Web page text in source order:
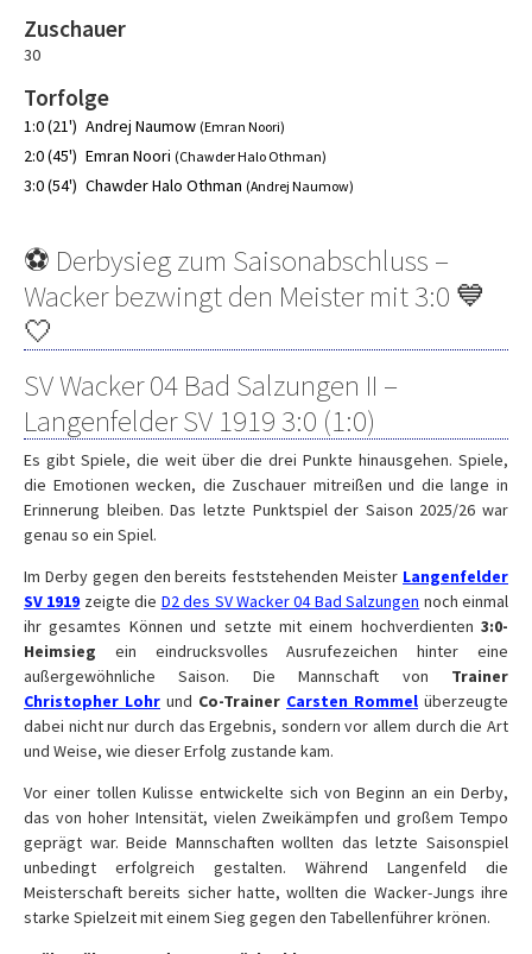
Zuschauer
30
Torfolge
1:0 (21') Andrej Naumow (Emran Noori)
2:0 (45') Emran Noori (Chawder Halo Othman)
3:0 (54') Chawder Halo Othman (Andrej Naumow)
⚽ Derbysieg zum Saisonabschluss –
Wacker bezwingt den Meister mit 3:0 💙
🤍
SV Wacker 04 Bad Salzungen II –
Langenfelder SV 1919 3:0 (1:0)
Es gibt Spiele, die weit über die drei Punkte hinausgehen. Spiele,
die Emotionen wecken, die Zuschauer mitreißen und die lange in
Erinnerung bleiben. Das letzte Punktspiel der Saison 2025/26 war
genau so ein Spiel.
Im Derby gegen den bereits feststehenden Meister Langenfelder
SV 1919 zeigte die D2 des SV Wacker 04 Bad Salzungen noch einmal
ihr gesamtes Können und setzte mit einem hochverdienten 3:0-
Heimsieg ein eindrucksvolles Ausrufezeichen hinter eine
außergewöhnliche Saison. Die Mannschaft von Trainer
Christopher Lohr und Co-Trainer Carsten Rommel überzeugte
dabei nicht nur durch das Ergebnis, sondern vor allem durch die Art
und Weise, wie dieser Erfolg zustande kam.
Vor einer tollen Kulisse entwickelte sich von Beginn an ein Derby,
das von hoher Intensität, vielen Zweikämpfen und großem Tempo
geprägt war. Beide Mannschaften wollten das letzte Saisonspiel
unbedingt erfolgreich gestalten. Während Langenfeld die
Meisterschaft bereits sicher hatte, wollten die Wacker-Jungs ihre
starke Spielzeit mit einem Sieg gegen den Tabellenführer krönen.